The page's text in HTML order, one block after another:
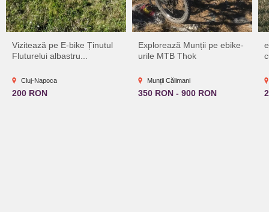
Vizitează pe E-bike Ținutul
Fluturelui albastru...
Cluj-Napoca
200 RON
Explorează Munții pe ebike-
urile MTB Thok
Munții Călimani
350 RON - 900 RON